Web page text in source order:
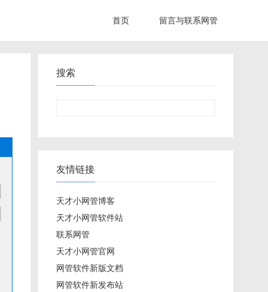
首页 留言与联系网管
搜索
友情链接
天才小网管博客
天才小网管软件站
联系网管
天才小网管官网
网管软件新版文档
网管软件新发布站